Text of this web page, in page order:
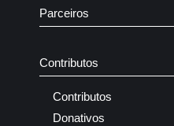
Parceiros
Contributos
Contributos
Donativos